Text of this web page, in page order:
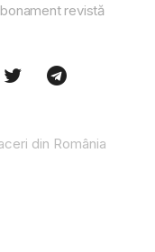
revistă
din România